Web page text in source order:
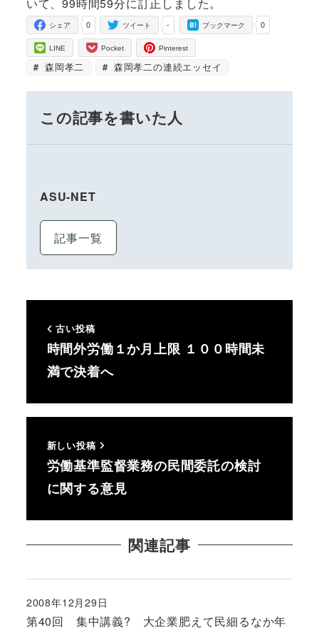
0
シェア -
ツイート 0
ブックマーク
LINE Pocket Pinterest
森岡孝二 森岡孝二の連続エッセイ
この記事を書いた人
ASU-NET
記事一覧
古い投稿
時間外労働１か月上限 １００時間未
満で決着へ
新しい投稿
労働基準監督業務の民間委託の検討
に関する意見
関連記事
第40回 集中講義? 大企業肥えて民細るなか年
投稿日
2008年12月29日